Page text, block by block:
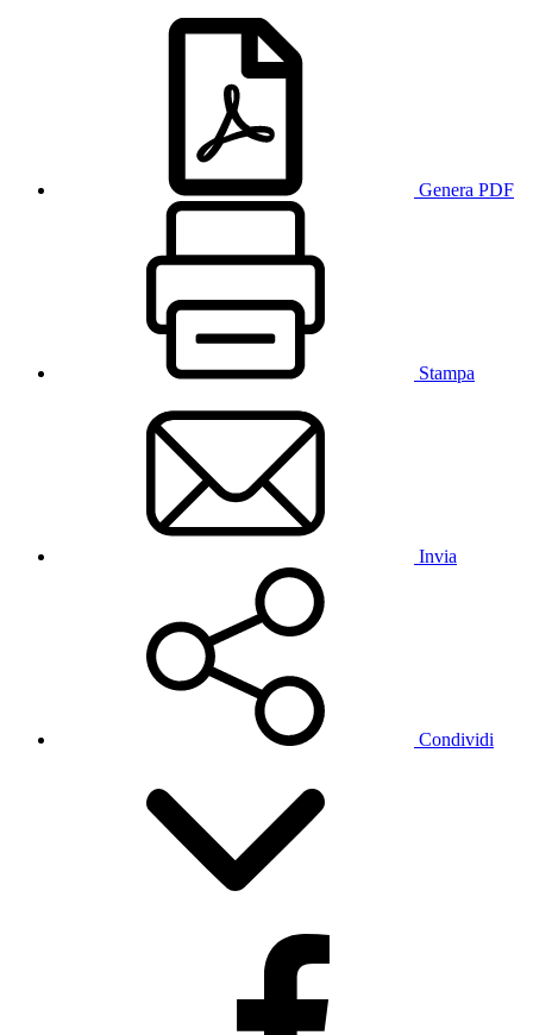
Genera PDF
Stampa
Invia
Condividi